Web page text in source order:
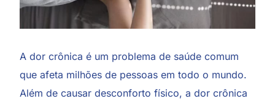
A dor crônica é um problema de saúde comum
que afeta milhões de pessoas em todo o mundo.
Além de causar desconforto físico, a dor crônica